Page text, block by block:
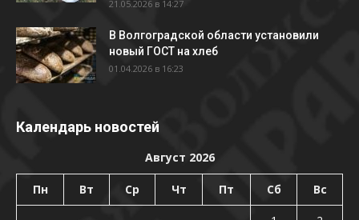
21.05.2026 в 14:27
В Волгоградской области установили
новый ГОСТ на хлеб
01.04.2026 в 16:23
Календарь новостей
Август 2026
Пн Вт Ср Чт Пт Сб Вс